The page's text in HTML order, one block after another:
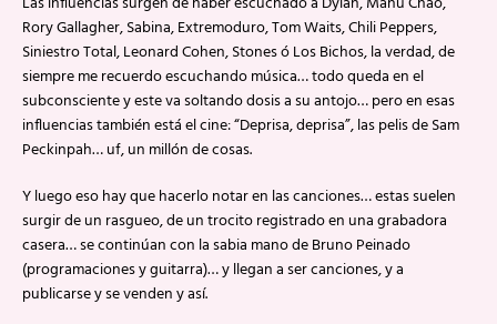
Rory Gallagher, Sabina, Extremoduro, Tom Waits, Chili Peppers,
Siniestro Total, Leonard Cohen, Stones ó Los Bichos, la verdad, de
siempre me recuerdo escuchando música… todo queda en el
subconsciente y este va soltando dosis a su antojo… pero en esas
influencias también está el cine: “Deprisa, deprisa”, las pelis de Sam
Peckinpah… uf, un millón de cosas.
Y luego eso hay que hacerlo notar en las canciones… estas suelen
surgir de un rasgueo, de un trocito registrado en una grabadora
casera… se continúan con la sabia mano de Bruno Peinado
(programaciones y guitarra)… y llegan a ser canciones, y a
publicarse y se venden y así.